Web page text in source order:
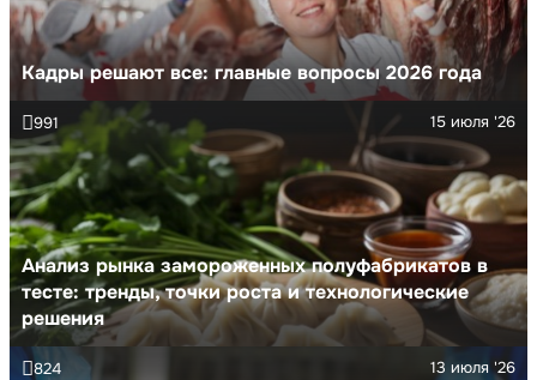
Кадры решают все: главные вопросы 2026 года
Анализ рынка замороженных полуфабрикатов в
тесте: тренды, точки роста и технологические
решения
15 июля '26
991
13 июля '26
824